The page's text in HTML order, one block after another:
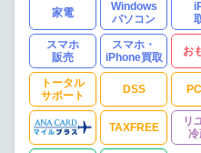
家電
Windows
パソコン
スマホ
販売
スマホ・
iPhone買取
お
トータル
サポート
DSS
TAXFREE
リ
冷